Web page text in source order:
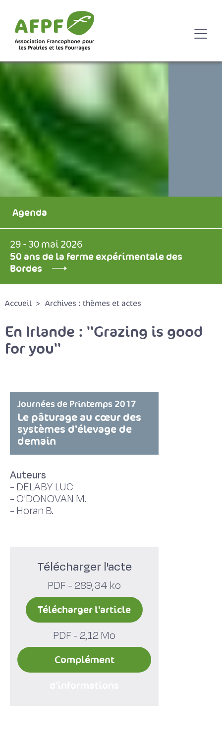
Agenda
29 - 30 mai 2026
50 ans de la ferme expérimentale des
Bordes
Accueil Archives : thèmes et actes
En Irlande : ''Grazing is good
for you''
Journées de Printemps 2017
Le pâturage au cœur des
systèmes d'élevage de
demain
Auteurs
- DELABY LUC
-O'DONOVAN M.
- Horan B.
Télécharger l'acte
PDF - 289,34 ko
Télécharger l'article
PDF - 2,12 Mo
Complément